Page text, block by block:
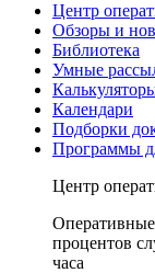
Центр
Обзоры и
Библиотека
Умные
Календари
Подборки
Программы
Центр
процентов
часа